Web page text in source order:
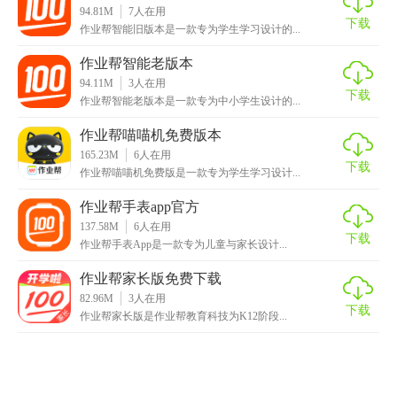
94.81M 7 人在用
作业帮智能旧版本是一款专为学生学习设计的...
下载
作业帮智能老版本
94.11M 3 人在用
作业帮智能老版本是一款专为中小学生设计的...
下载
作业帮喵喵机免费版本
165.23M 6 人在用
作业帮喵喵机免费版是一款专为学生学习设计...
下载
作业帮手表app官方
137.58M 6 人在用
作业帮手表App是一款专为儿童与家长设计...
下载
作业帮家长版免费下载
82.96M 3 人在用
作业帮家长版是作业帮教育科技为K12阶段...
下载